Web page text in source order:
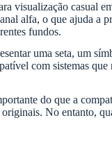
casual
alfa, o que ajuda a
fundos.
uma seta, um
com sistemas
do que a
No entanto,